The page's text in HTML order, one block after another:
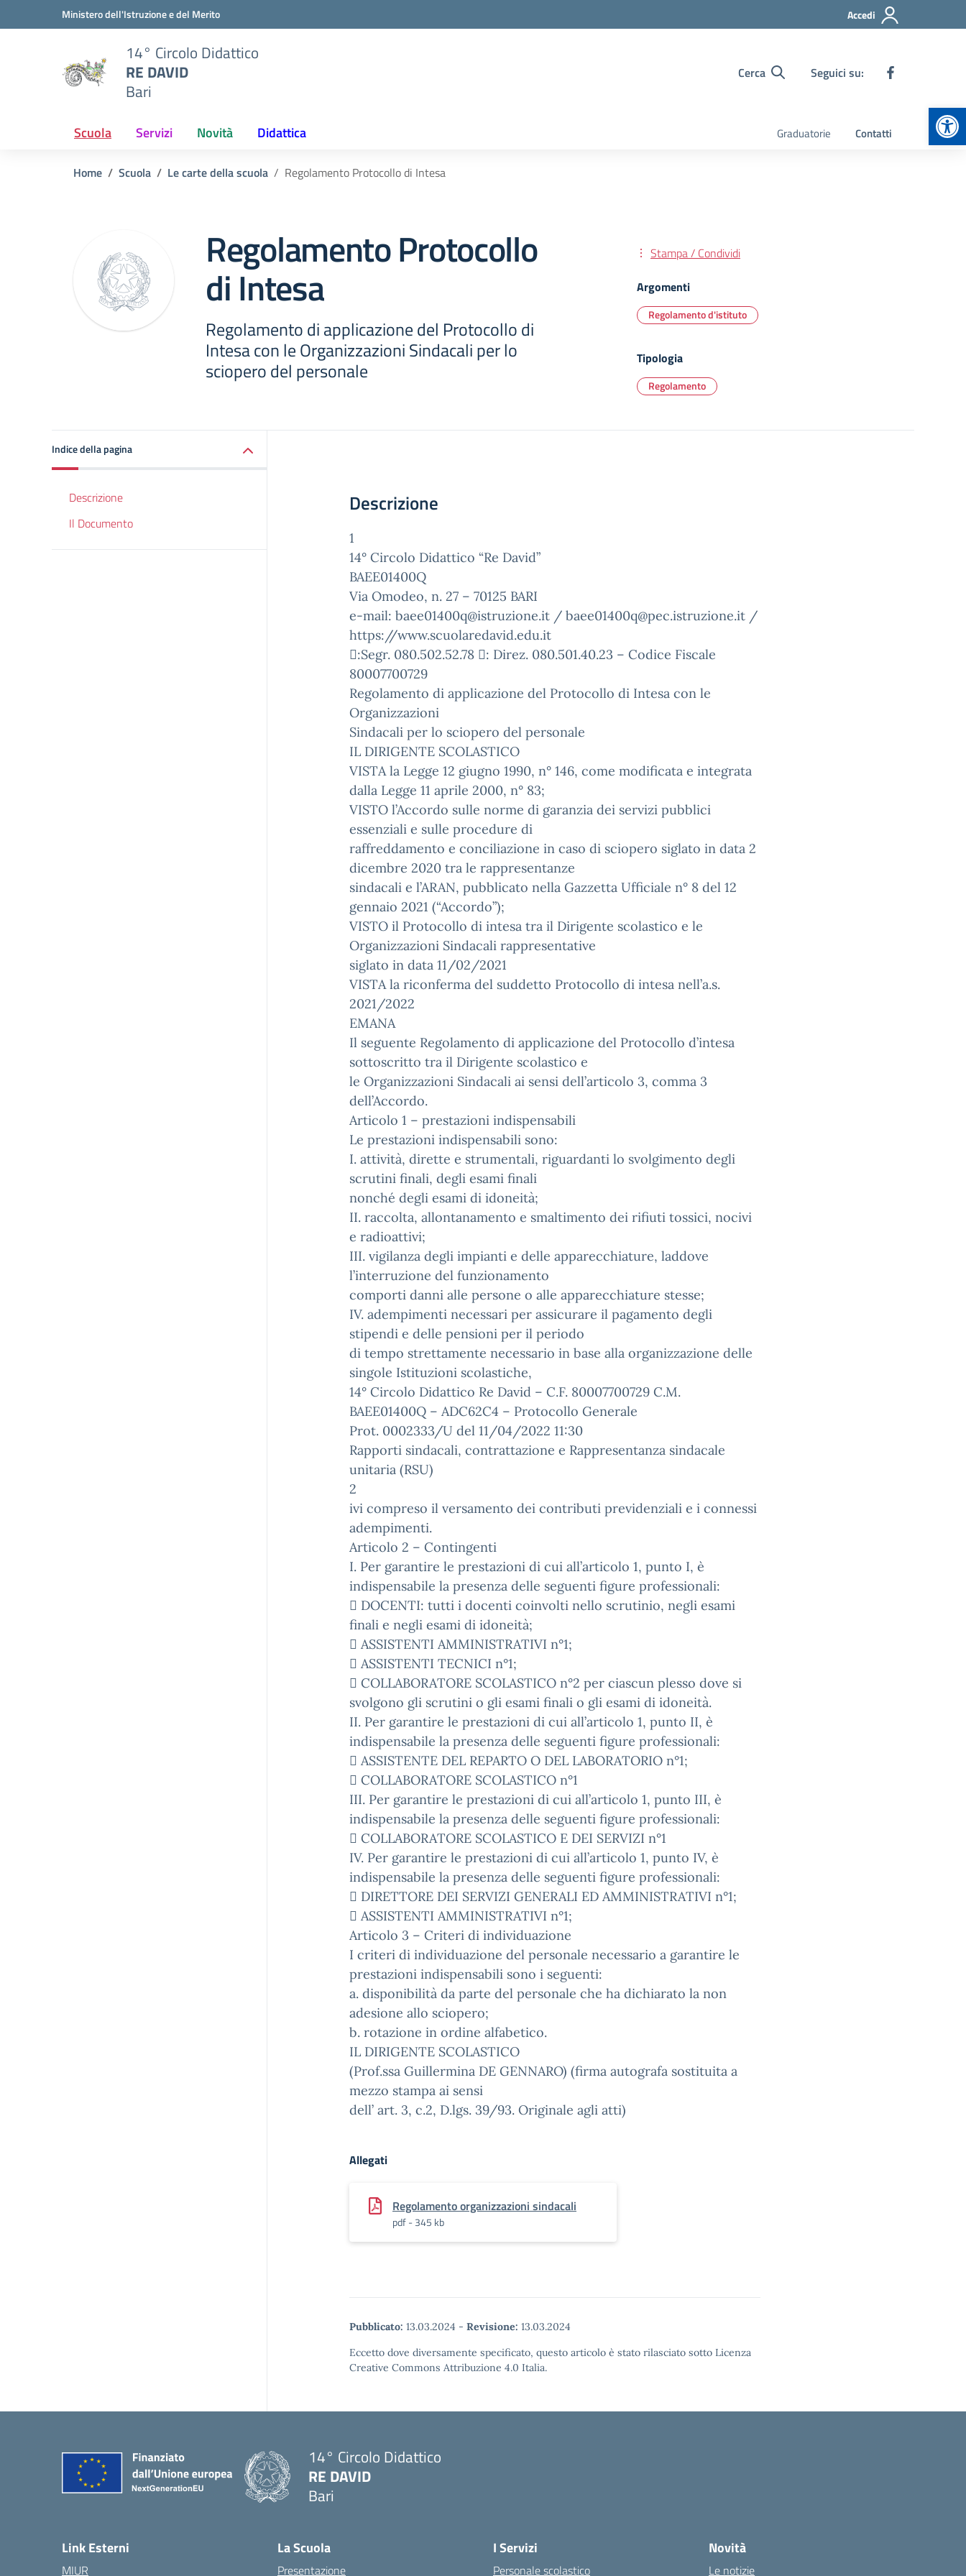
Vai ai contenuti
Vai al menu di navigazioneMinistero dell'Istruzione e del Merito Accedi
14° Circolo Didattico
RE DAVID
Bari
Cerca Seguici su:
Scuola Servizi Novità Didattica Graduatorie Contatti
Home Scuola Le carte della scuola Regolamento Protocollo di Intesa
Regolamento Protocollo
di Intesa
Regolamento di applicazione del Protocollo di
Intesa con le Organizzazioni Sindacali per lo
sciopero del personale
Stampa / Condividi
Argomenti
Regolamento d'istituto
Tipologia
Regolamento
Indice della pagina
Descrizione
Il Documento
Descrizione
1
14° Circolo Didattico “Re David”
BAEE01400Q
Via Omodeo, n. 27 – 70125 BARI
e-mail: baee01400q@istruzione.it / baee01400q@pec.istruzione.it /
https://www.scuolaredavid.edu.it
:Segr. 080.502.52.78 : Direz. 080.501.40.23 – Codice Fiscale
80007700729
Regolamento di applicazione del Protocollo di Intesa con le
Organizzazioni
Sindacali per lo sciopero del personale
IL DIRIGENTE SCOLASTICO
VISTA la Legge 12 giugno 1990, n° 146, come modificata e integrata
dalla Legge 11 aprile 2000, n° 83;
VISTO l’Accordo sulle norme di garanzia dei servizi pubblici
essenziali e sulle procedure di
raffreddamento e conciliazione in caso di sciopero siglato in data 2
dicembre 2020 tra le rappresentanze
sindacali e l’ARAN, pubblicato nella Gazzetta Ufficiale n° 8 del 12
gennaio 2021 (“Accordo”);
VISTO il Protocollo di intesa tra il Dirigente scolastico e le
Organizzazioni Sindacali rappresentative
siglato in data 11/02/2021
VISTA la riconferma del suddetto Protocollo di intesa nell’a.s.
2021/2022
EMANA
Il seguente Regolamento di applicazione del Protocollo d’intesa
sottoscritto tra il Dirigente scolastico e
le Organizzazioni Sindacali ai sensi dell’articolo 3, comma 3
dell’Accordo.
Articolo 1 – prestazioni indispensabili
Le prestazioni indispensabili sono:
I. attività, dirette e strumentali, riguardanti lo svolgimento degli
scrutini finali, degli esami finali
nonché degli esami di idoneità;
II. raccolta, allontanamento e smaltimento dei rifiuti tossici, nocivi
e radioattivi;
III. vigilanza degli impianti e delle apparecchiature, laddove
l’interruzione del funzionamento
comporti danni alle persone o alle apparecchiature stesse;
IV. adempimenti necessari per assicurare il pagamento degli
stipendi e delle pensioni per il periodo
di tempo strettamente necessario in base alla organizzazione delle
singole Istituzioni scolastiche,
14° Circolo Didattico Re David – C.F. 80007700729 C.M.
BAEE01400Q – ADC62C4 – Protocollo Generale
Prot. 0002333/U del 11/04/2022 11:30
Rapporti sindacali, contrattazione e Rappresentanza sindacale
unitaria (RSU)
2
ivi compreso il versamento dei contributi previdenziali e i connessi
adempimenti.
Articolo 2 – Contingenti
I. Per garantire le prestazioni di cui all’articolo 1, punto I, è
indispensabile la presenza delle seguenti figure professionali:
 DOCENTI: tutti i docenti coinvolti nello scrutinio, negli esami
finali e negli esami di idoneità;
 ASSISTENTI AMMINISTRATIVI n°1;
 ASSISTENTI TECNICI n°1;
 COLLABORATORE SCOLASTICO n°2 per ciascun plesso dove si
svolgono gli scrutini o gli esami finali o gli esami di idoneità.
II. Per garantire le prestazioni di cui all’articolo 1, punto II, è
indispensabile la presenza delle seguenti figure professionali:
 ASSISTENTE DEL REPARTO O DEL LABORATORIO n°1;
 COLLABORATORE SCOLASTICO n°1
III. Per garantire le prestazioni di cui all’articolo 1, punto III, è
indispensabile la presenza delle seguenti figure professionali:
 COLLABORATORE SCOLASTICO E DEI SERVIZI n°1
IV. Per garantire le prestazioni di cui all’articolo 1, punto IV, è
indispensabile la presenza delle seguenti figure professionali:
 DIRETTORE DEI SERVIZI GENERALI ED AMMINISTRATIVI n°1;
 ASSISTENTI AMMINISTRATIVI n°1;
Articolo 3 – Criteri di individuazione
I criteri di individuazione del personale necessario a garantire le
prestazioni indispensabili sono i seguenti:
a. disponibilità da parte del personale che ha dichiarato la non
adesione allo sciopero;
b. rotazione in ordine alfabetico.
IL DIRIGENTE SCOLASTICO
(Prof.ssa Guillermina DE GENNARO) (firma autografa sostituita a
mezzo stampa ai sensi
dell’ art. 3, c.2, D.lgs. 39/93. Originale agli atti)
Allegati
Regolamento organizzazioni sindacali
pdf - 345 kb
Pubblicato: 13.03.2024 - Revisione: 13.03.2024
Eccetto dove diversamente specificato, questo articolo è stato rilasciato sotto Licenza
Creative Commons Attribuzione 4.0 Italia.
14° Circolo Didattico
RE DAVID
Bari
Link Esterni
MIUR
La Scuola
Presentazione
I Servizi
Personale scolastico
Novità
Le notizie